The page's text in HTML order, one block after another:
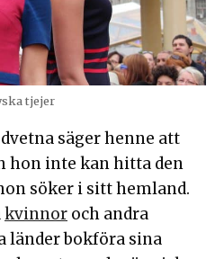
tjejer
säger henne att
hon inte kan hitta den
söker i sitt hemland.
kvinnor och andra
länder bokföra sina